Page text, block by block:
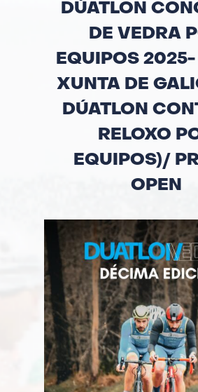
DÚATLON
DE VEDRA
EQUIPOS 2025-
XUNTA DE
DÚATLON
RELOXO
EQUIPOS)/
OPEN